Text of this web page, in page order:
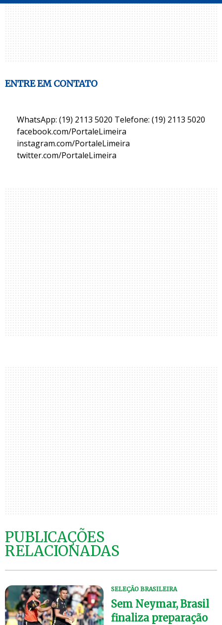
ENTRE EM CONTATO
WhatsApp: (19) 2113 5020 Telefone: (19) 2113 5020
facebook.com/PortaleLimeira
instagram.com/PortaleLimeira
twitter.com/PortaleLimeira
PUBLICAÇÕES
RELACIONADAS
SELEÇÃO BRASILEIRA
Sem Neymar, Brasil
finaliza preparação